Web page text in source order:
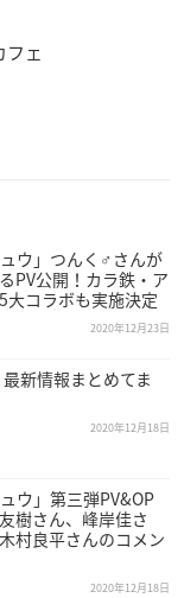
山
ライラストも公
みに♪
30日(日)までの
ェ
ウ」つんく♂さんが
PV公開！カラ鉄・ア
大コラボも実施決定
2020年12月23日
新情報まとめてま
2020年12月18日
ウ」第三弾PV&OP
樹さん、峰岸佳さ
村良平さんのコメン
2020年12月18日